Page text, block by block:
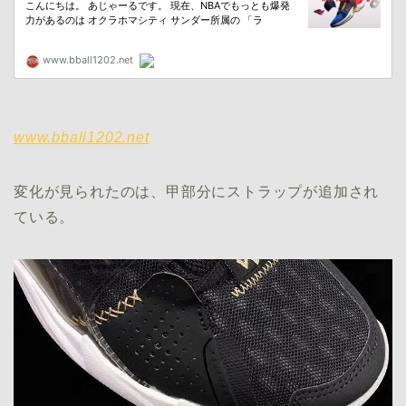
www.bball1202.net
変化が見られたのは、甲部分にストラップが追加され
ている。